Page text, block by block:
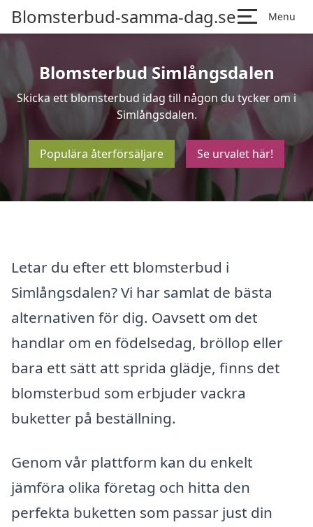
Blomsterbud-samma-dag.se Menu
Blomsterbud Simlångsdalen
Skicka ett blomsterbud idag till någon du tycker om i
Simlångsdalen.
Populära återförsäljare Se urvalet här!
Letar du efter ett blomsterbud i
Simlångsdalen? Vi har samlat de bästa
alternativen för dig. Oavsett om det
handlar om en födelsedag, bröllop eller
bara ett sätt att sprida glädje, finns det
blomsterbud som erbjuder vackra
buketter på beställning.
Genom vår plattform kan du enkelt
jämföra olika företag och hitta den
perfekta buketten som passar just din